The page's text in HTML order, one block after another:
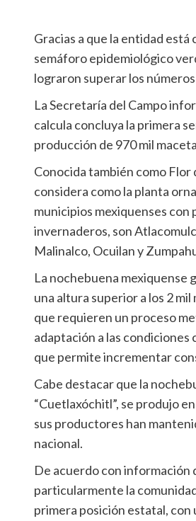
Gracias a que la entidad
semáforo epidemiológico
lograron superar los
La Secretaría del Campo
calcula concluya la primera
producción de 970 mil
Conocida también como Flor
considera como la planta
municipios mexiquenses
invernaderos, son
Malinalco, Ocuilan y
La nochebuena mexiquense
una altura superior a los 2
que requieren un proceso
adaptación a las
que permite incrementar
Cabe destacar que la
“Cuetlaxóchitl”, se produjo
sus productores han
nacional.
De acuerdo con información
particularmente la
primera posición estatal, con